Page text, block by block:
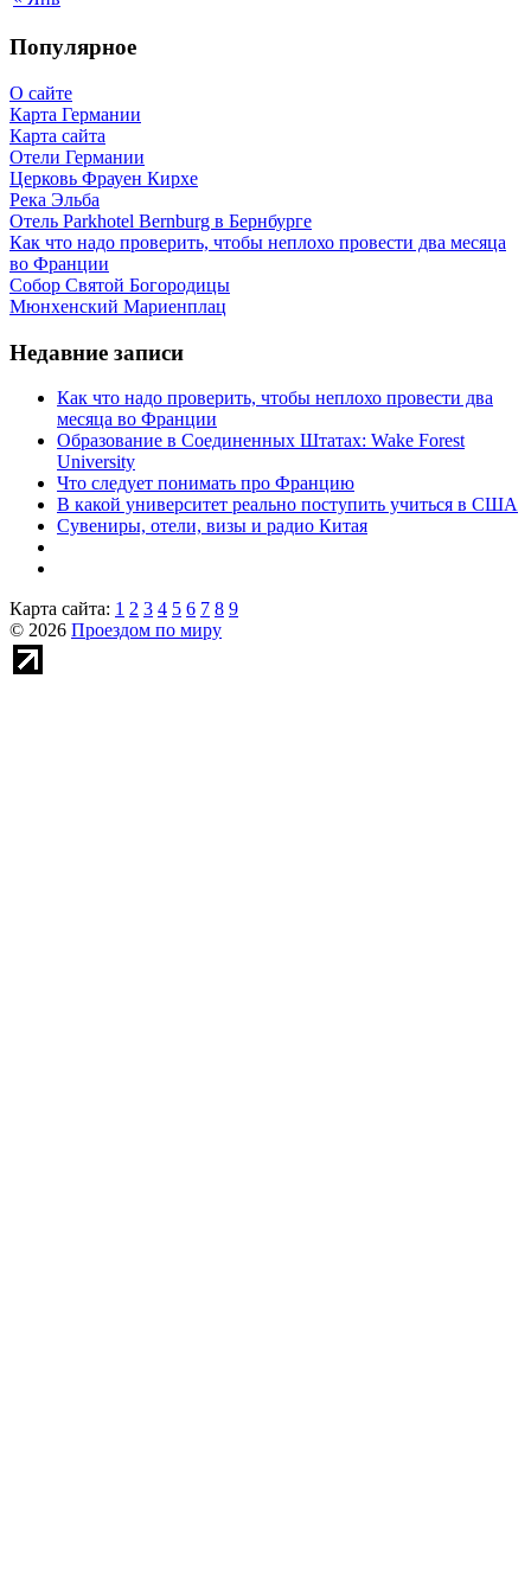
Популярное
О сайте
Карта Германии
Карта сайта
Отели Германии
Церковь Фрауен Кирхе
Река Эльба
Отель Parkhotel Bernburg в Бернбурге
Как что надо проверить, чтобы неплохо провести два месяца
во Франции
Собор Святой Богородицы
Мюнхенский Мариенплац
Недавние записи
Как что надо проверить, чтобы неплохо провести два
месяца во Франции
Образование в Соединенных Штатах: Wake Forest
University
Что следует понимать про Францию
В какой университет реально поступить учиться в США
Сувениры, отели, визы и радио Китая
Карта сайта: 1 2 3 4 5 6 7 8 9
© 2026 Проездом по миру